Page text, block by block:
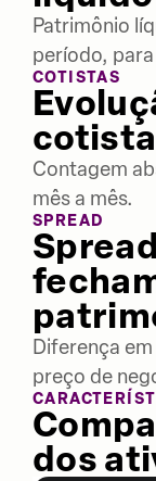
Patrimônio
período,
COTISTAS
Contagem
mês a mês.
SPREAD
Diferença
preço de
dos